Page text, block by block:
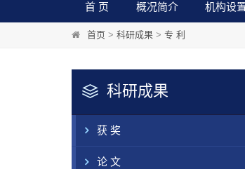
首 页 概况简介 机构设
首页 > 科研成果 > 专 利
科研成果
获 奖
论 文